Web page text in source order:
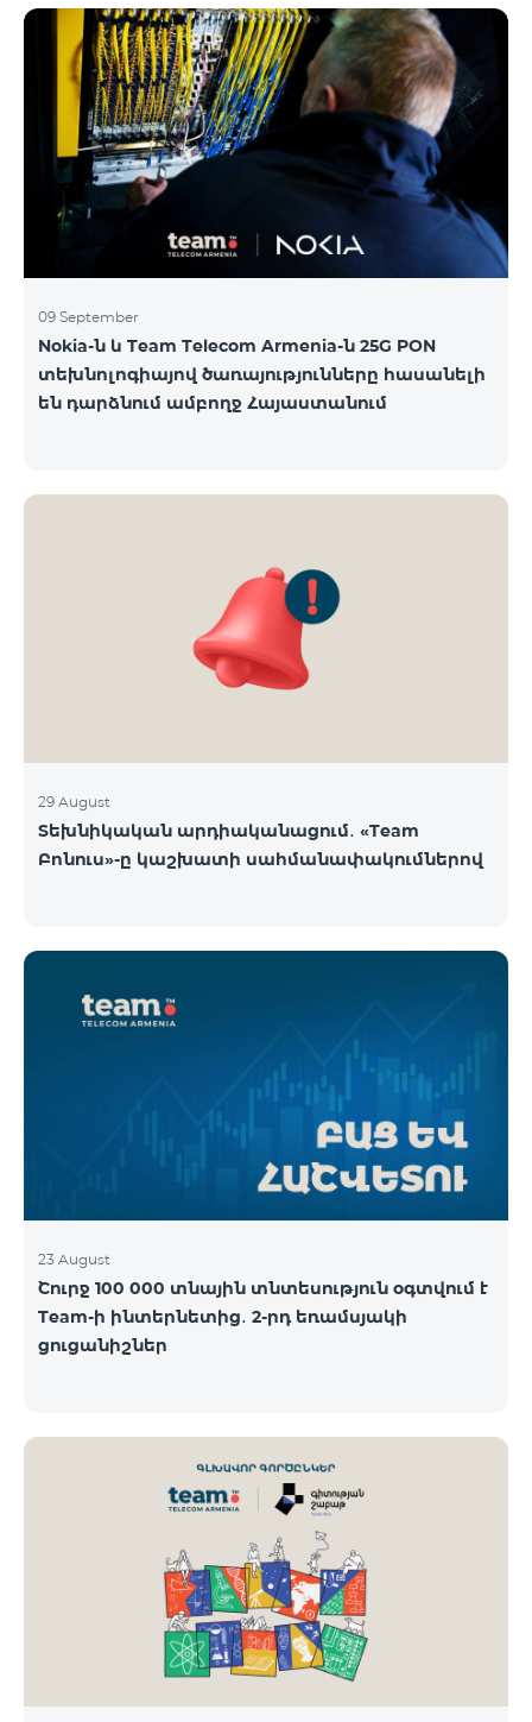
09 September
Nokia-ն և Team Telecom Armenia-ն 25G PON
տեխնոլոգիայով ծառայությունները հասանելի
են դարձնում ամբողջ Հայաստանում
29 August
Տեխնիկական արդիականացում․ «Team
Բոնուս»-ը կաշխատի սահմանափակումներով
23 August
Շուրջ 100 000 տնային տնտեսություն օգտվում է
Team-ի ինտերնետից․ 2-րդ եռամսյակի
ցուցանիշներ